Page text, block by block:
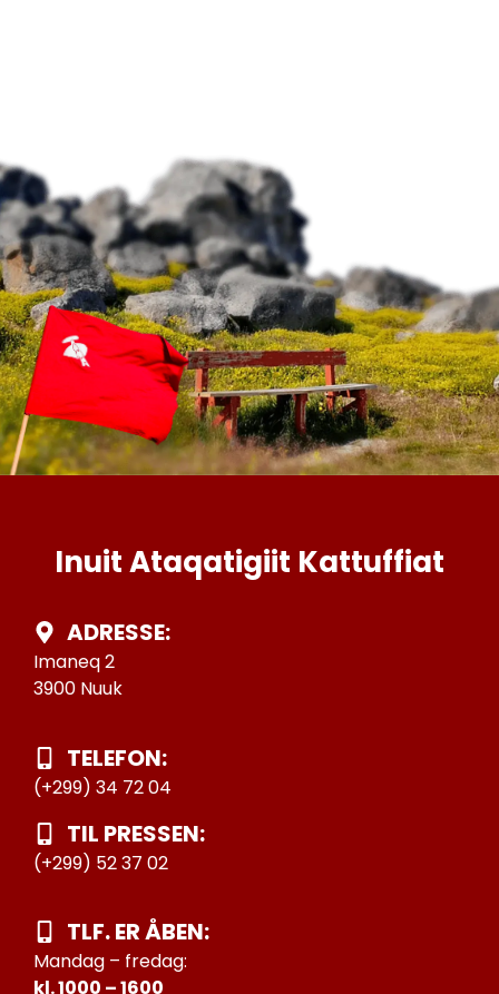
Inuit Ataqatigiit Kattuffiat
ADRESSE:
Imaneq 2
3900 Nuuk
TELEFON:
(+299) 34 72 04
TIL PRESSEN:
(+299) 52 37 02
TLF. ER ÅBEN:
Mandag – fredag:
kl. 1000 – 1600